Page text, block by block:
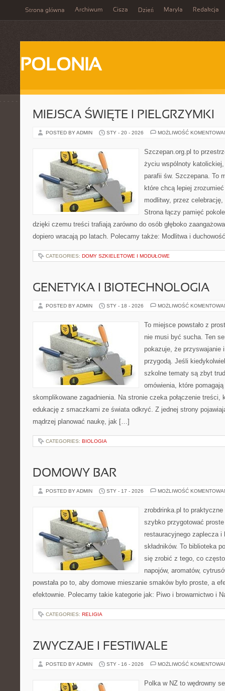
Strona główna Archiwum Cisza Dzień Maryla Redakcja
POLONIA
MIEJSCA ŚWIĘTE I PIELGRZYMKI
POSTED BY ADMIN STY - 20 - 2026 MOŻLIWOŚĆ
Szczepan.org.pl to
życiu wspólnoty
parafii św. Szczepana. To
które chcą lepiej
modlitwy, przez
Strona łączy pamięć
dzięki czemu treści trafiają zarówno do osób głęboko
dopiero wracają po latach. Polecamy także: Modlitwa i
CATEGORIES: DOMY SZKIELETOWE I MODUŁOWE
GENETYKA I BIOTECHNOLOGIA
POSTED BY ADMIN STY - 18 - 2026 MOŻLIWOŚĆ
To miejsce powstało z
nie musi być sucha. Ten
pokazuje, że przyswajanie
przygodą. Jeśli
szkolne tematy są zbyt
omówienia, które
skomplikowane zagadnienia. Na stronie czeka połączenie treści,
edukację z smaczkami ze świata odkryć. Z jednej strony
mądrzej planować naukę, jak […]
CATEGORIES: BIOLOGIA
DOMOWY BAR
POSTED BY ADMIN STY - 17 - 2026 MOŻLIWOŚĆ
zrobdrinka.pl to
szybko przygotować
restauracyjnego zaplecza i
składników. To biblioteka
się zrobić z tego, co
napojów, aromatów,
powstała po to, aby domowe mieszanie smaków było proste, a
efektownie. Polecamy takie kategorie jak: Piwo i browarnictwo i
CATEGORIES: RELIGIA
ZWYCZAJE I FESTIWALE
POSTED BY ADMIN STY - 16 - 2026 MOŻLIWOŚĆ
Polka w NZ to wędrowny